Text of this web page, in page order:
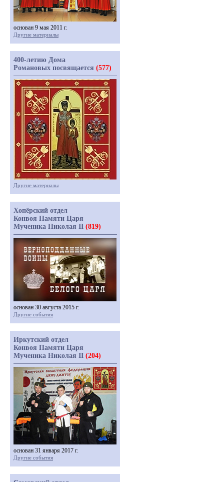
основан 9 мая 2011 г.
Другие материалы
400-летию Дома
Романовых посвящается (577)
Другие материалы
Хопёрский отдел
Конвоя Памяти Царя
Мученика Николая II (819)
основан 30 августа 2015 г.
Другие события
Иркутский отдел
Конвоя Памяти Царя
Мученика Николая II (204)
основан 31 января 2017 г.
Другие события